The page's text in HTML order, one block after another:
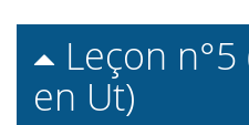
Leçon
en Ut)